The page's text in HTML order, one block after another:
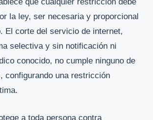
la ley, ser necesaria y proporcional
El corte del servicio de internet,
selectiva y sin notificación ni
conocido, no cumple ninguno de
configurando una restricción
a toda persona contra